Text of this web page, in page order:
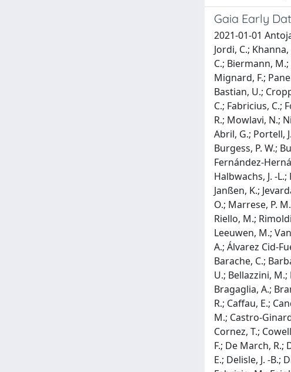
Gaia Early
2021-01-01
Jordi, C.;
C.; Biermann, M.;
Mignard, F.;
Bastian, U.;
C.; Fabricius, C.;
R.; Mowlavi, N.;
Abril, G.; Portell,
Burgess, P. W.;
Fernández-
Halbwachs, J. -
Janßen, K.;
O.; Marrese, P.
Riello, M.;
Leeuwen, M.;
A.; Álvarez Cid-
Barache, C.;
U.; Bellazzini,
Bragaglia, A.;
R.; Caffau, E.;
M.; Castro-
Cornez, T.;
F.; De March, R.;
E.; Delisle, J. -B.;